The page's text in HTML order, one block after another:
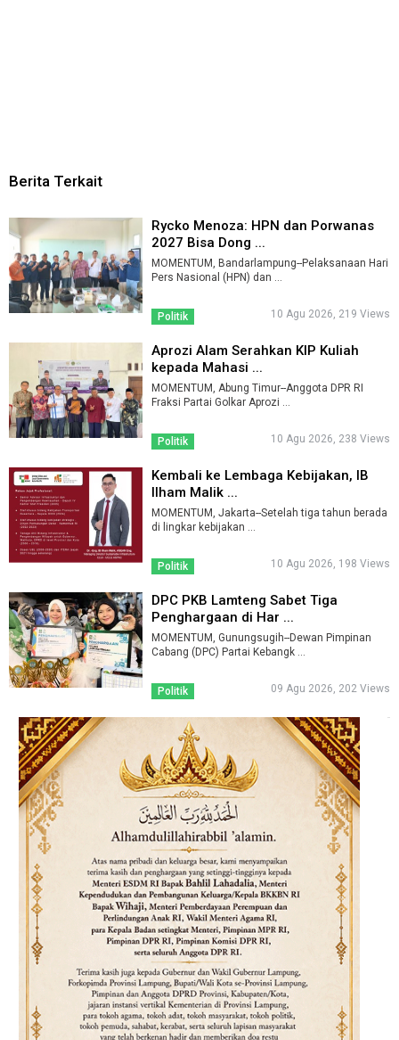
Berita Terkait
Rycko Menoza: HPN dan Porwanas
2027 Bisa Dong ...
MOMENTUM, Bandarlampung--Pelaksanaan Hari
Pers Nasional (HPN) dan ...
Politik 10 Agu 2026, 219 Views
Aprozi Alam Serahkan KIP Kuliah
kepada Mahasi ...
MOMENTUM, Abung Timur--Anggota DPR RI
Fraksi Partai Golkar Aprozi ...
Politik 10 Agu 2026, 238 Views
Kembali ke Lembaga Kebijakan, IB
Ilham Malik ...
MOMENTUM, Jakarta--Setelah tiga tahun berada
di lingkar kebijakan ...
Politik 10 Agu 2026, 198 Views
DPC PKB Lamteng Sabet Tiga
Penghargaan di Har ...
MOMENTUM, Gunungsugih--Dewan Pimpinan
Cabang (DPC) Partai Kebangk ...
Politik 09 Agu 2026, 202 Views